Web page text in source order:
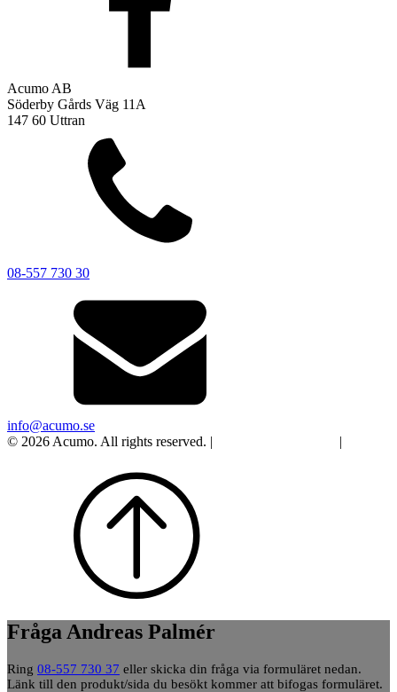
Acumo AB
Söderby Gårds Väg 11A
147 60 Uttran
08-557 730 30
info@acumo.se
© 2026 Acumo. All rights reserved. |
|
Fråga Andreas Palmér
Ring 08-557 730 37 eller skicka din fråga via formuläret nedan.
Länk till den produkt/sida du besökt kommer att bifogas formuläret.